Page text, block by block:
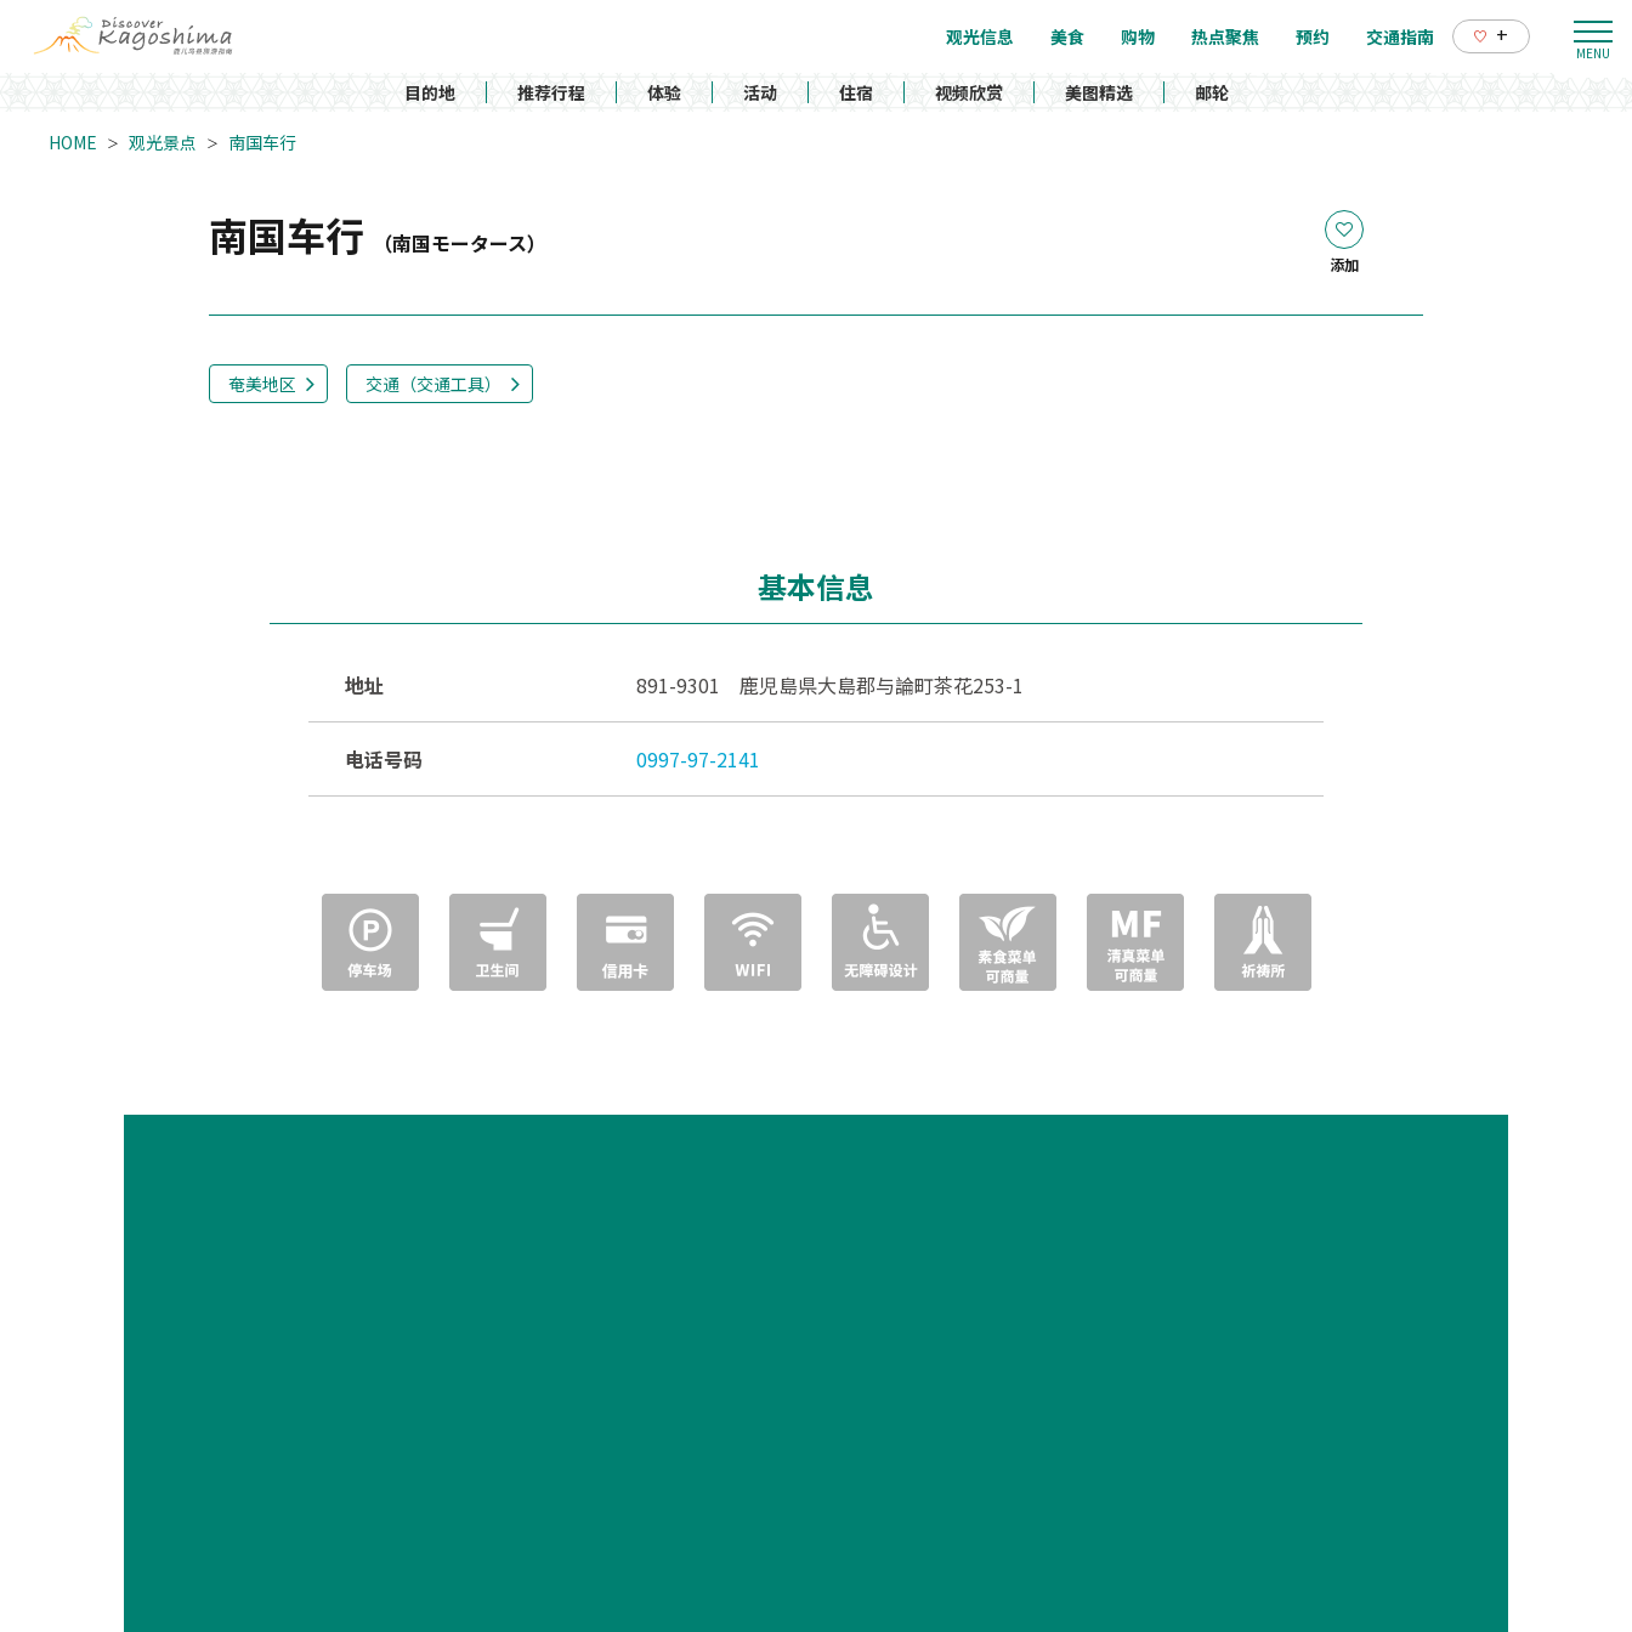
观光信息 美食 购物 热点聚焦 预约 交通指南 +
目的地 推荐行程 体验 活动 住宿 视频欣赏 美图精选 邮轮
HOME 观光景点 南国车行
南国车行 （南国モータース）
添加
奄美地区 交通（交通工具）
基本信息
地址 891-9301 鹿児島県大島郡与論町茶花253-1
电话号码 0997-97-2141